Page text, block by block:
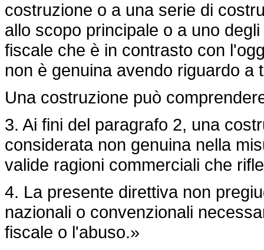
costruzione o a una serie di
allo scopo principale o a uno
fiscale che è in contrasto con
non è genuina avendo riguardo
Una costruzione può
3. Ai fini del paragrafo 2, una
considerata non genuina nella
valide ragioni commerciali che
4. La presente direttiva non
nazionali o convenzionali
fiscale o l'abuso.»